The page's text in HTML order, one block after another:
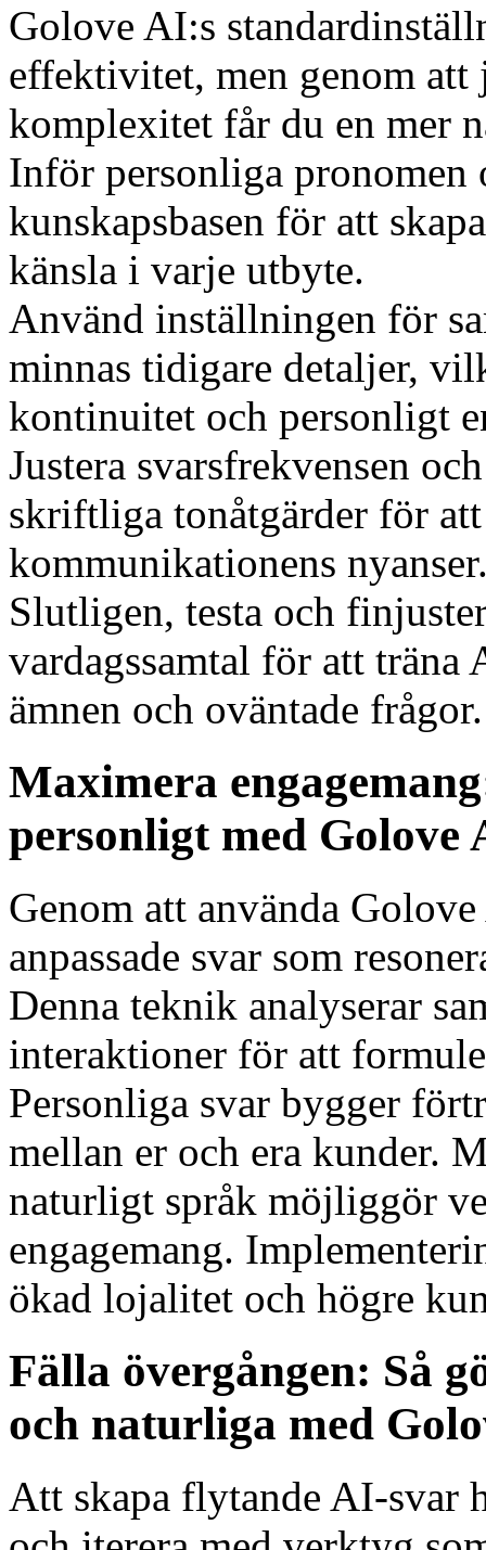
Golove AI:s
effektivitet, men genom att
komplexitet får du en mer
Inför personliga pronomen
kunskapsbasen för att
känsla i varje utbyte.
Använd inställningen för
minnas tidigare detaljer,
kontinuitet och personligt
Justera svarsfrekvensen
skriftliga tonåtgärder för
kommunikationens
Slutligen, testa och
vardagssamtal för att träna
ämnen och oväntade frågor.
Maximera
personligt med Golove
Genom att använda
anpassade svar som
Denna teknik analyserar
interaktioner för att
Personliga svar bygger
mellan er och era kunder.
naturligt språk möjliggör
engagemang.
ökad lojalitet och högre
Fälla övergången: Så
och naturliga med
Att skapa flytande AI-svar